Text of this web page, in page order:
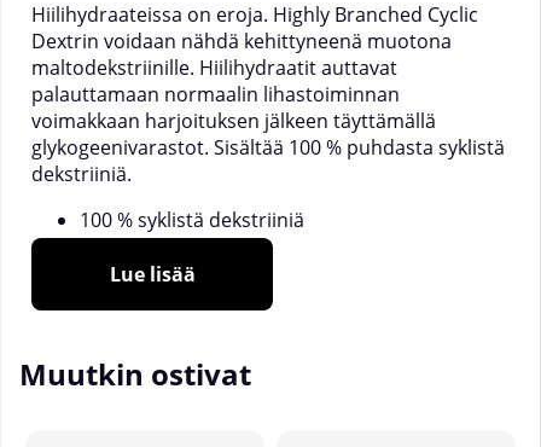
Hiilihydraateissa on eroja. Highly Branched Cyclic
Dextrin voidaan nähdä kehittyneenä muotona
maltodekstriinille. Hiilihydraatit auttavat
palauttamaan normaalin lihastoiminnan
voimakkaan harjoituksen jälkeen täyttämällä
glykogeenivarastot. Sisältää 100 % puhdasta syklistä
dekstriiniä.
100 % syklistä dekstriiniä
Ei lisäaineita
Palauttaa lihastoiminnan
Hyvä liukoisuus veteen
Hiilihydraatit ovat suuri perhe erilaisia molekyylejä,
Lue lisää
Muutkin ostivat